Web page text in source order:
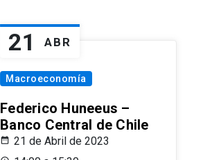
21 ABR
Macroeconomía
Federico Huneeus –
Banco Central de Chile
21 de Abril de 2023